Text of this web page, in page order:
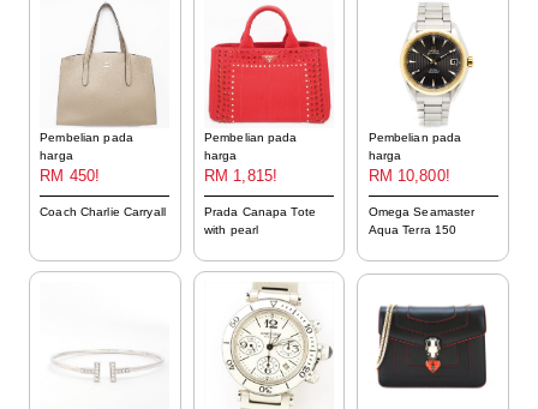
Pembelian pada
harga
RM 450!
Coach Charlie Carryall
Pembelian pada
harga
RM 1,815!
Prada Canapa Tote
with pearl
Pembelian pada
harga
RM 10,800!
Omega Seamaster
Aqua Terra 150